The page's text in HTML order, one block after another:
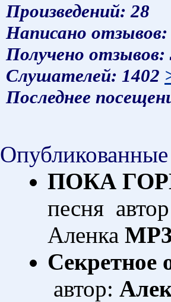
Произведений: 28
Написано
Получено
Слушателей: 1402
Последнее
ПОКА
песня
Аленка
Секретное
автор: